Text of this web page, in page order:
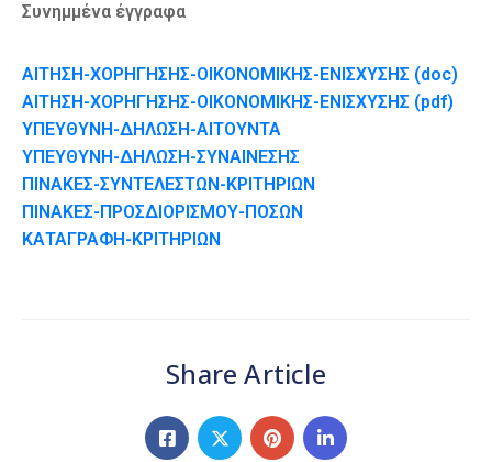
Συνημμένα έγγραφα
ΑΙΤΗΣΗ-ΧΟΡΗΓΗΣΗΣ-ΟΙΚΟΝΟΜΙΚΗΣ-ΕΝΙΣΧΥΣΗΣ (doc)
ΑΙΤΗΣΗ-ΧΟΡΗΓΗΣΗΣ-ΟΙΚΟΝΟΜΙΚΗΣ-ΕΝΙΣΧΥΣΗΣ (pdf)
ΥΠΕΥΘΥΝΗ-ΔΗΛΩΣΗ-ΑΙΤΟΥΝΤΑ
ΥΠΕΥΘΥΝΗ-ΔΗΛΩΣΗ-ΣΥΝΑΙΝΕΣΗΣ
ΠΙΝΑΚΕΣ-ΣΥΝΤΕΛΕΣΤΩΝ-ΚΡΙΤΗΡΙΩΝ
ΠΙΝΑΚΕΣ-ΠΡΟΣΔΙΟΡΙΣΜΟΥ-ΠΟΣΩΝ
ΚΑΤΑΓΡΑΦΗ-ΚΡΙΤΗΡΙΩΝ
Share Article